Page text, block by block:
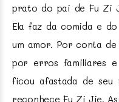
prato do pai de Fu Zi
Ela faz da comida e
um amor. Por conta de
por erros familiares e
ficou afastada de seu
reconhece Fu Zi Jie.